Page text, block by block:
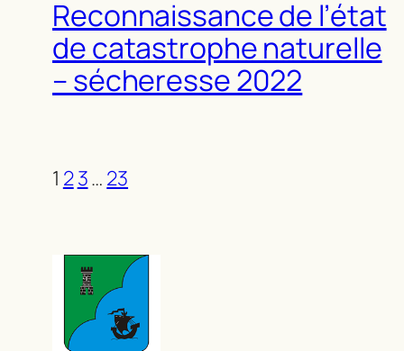
Reconnaissance de l’état
de catastrophe naturelle
– sécheresse 2022
1 23… 23